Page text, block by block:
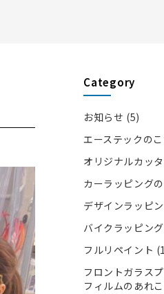
Category
お知らせ (5)
エーステックの
オリジナルカッ
カーラッピング
デザインラッピ
バイクラッピング
フルリペイント
フロントガラス
フィルムのあれ